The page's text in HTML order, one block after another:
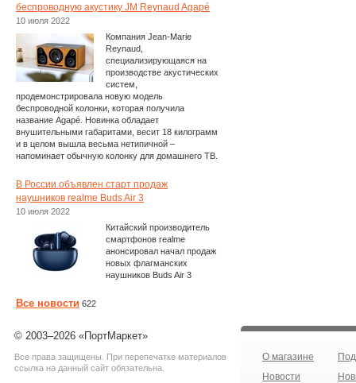
беспроводную акустику JM Reynaud Agapé
10 июля 2022
Компания Jean-Marie
Reynaud,
специализирующаяся на
производстве акустических
систем,
продемонстрировала новую модель
беспроводной колонки, которая получила
название Agapé. Новинка обладает
внушительными габаритами, весит 18 килограмм
и в целом вышла весьма нетипичной –
напоминает обычную колонку для домашнего ТВ.
В России объявлен старт продаж
наушников realme Buds Air 3
10 июля 2022
Китайский производитель
смартфонов realme
анонсировал начал продаж
новых флагманских
наушников Buds Air 3
Все новости 622
© 2003–2026 «ПортМаркет»
Все права защищены. При перепечатке материалов
ссылка на данный сайт обязательна.
О магазине
Новости